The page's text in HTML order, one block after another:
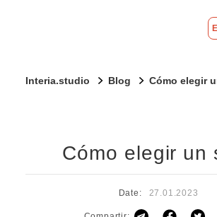
Interia.studio Blog Cómo elegir
Cómo elegir un
Date: 27.01.2023